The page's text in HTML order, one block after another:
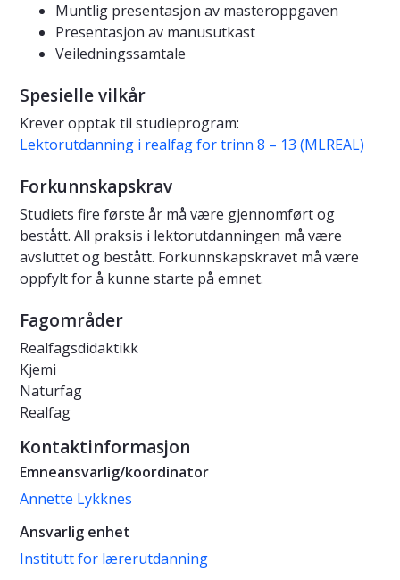
Muntlig presentasjon av masteroppgaven
Presentasjon av manusutkast
Veiledningssamtale
Spesielle vilkår
Krever opptak til studieprogram:
Lektorutdanning i realfag for trinn 8 – 13 (MLREAL)
Forkunnskapskrav
Studiets fire første år må være gjennomført og
bestått. All praksis i lektorutdanningen må være
avsluttet og bestått. Forkunnskapskravet må være
oppfylt for å kunne starte på emnet.
Fagområder
Realfagsdidaktikk
Kjemi
Naturfag
Realfag
Kontaktinformasjon
Emneansvarlig/koordinator
Annette Lykknes
Ansvarlig enhet
Institutt for lærerutdanning